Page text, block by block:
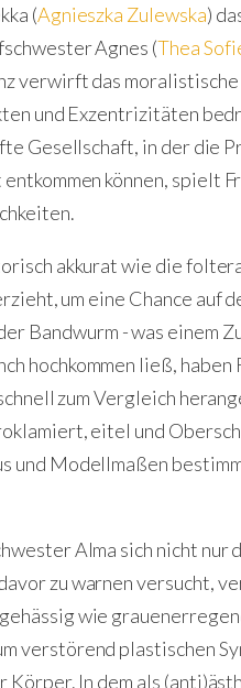
(Agnieszka Zulewska)
Agnes (Thea
verwirft das moralistische
und Exzentrizitäten
Gesellschaft, in der die
können, spielt
akkurat wie die
um eine Chance auf
Bandwurm - was einem
hochkommen ließ,
zum Vergleich
eitel und
und Modellmaßen
Alma sich nicht
zu warnen versucht,
wie
verstörend plastischen
In dem als